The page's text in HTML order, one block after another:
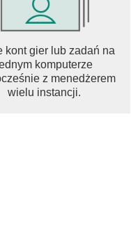
kont gier lub zadań na
komputerze
z menedżerem
wielu instancji.